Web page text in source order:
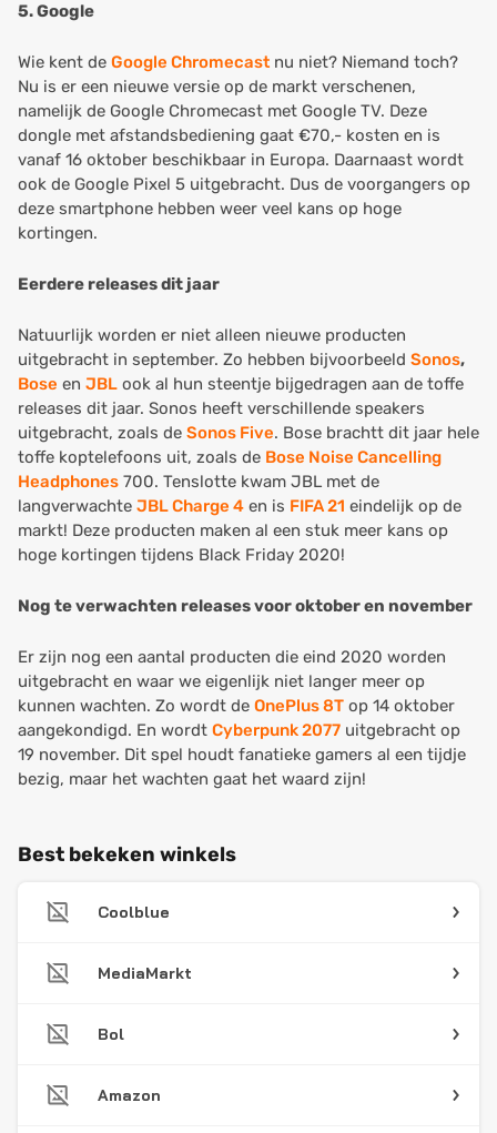
5. Google
Wie kent de Google Chromecast nu niet? Niemand toch?
Nu is er een nieuwe versie op de markt verschenen,
namelijk de Google Chromecast met Google TV. Deze
dongle met afstandsbediening gaat €70,- kosten en is
vanaf 16 oktober beschikbaar in Europa. Daarnaast wordt
ook de Google Pixel 5 uitgebracht. Dus de voorgangers op
deze smartphone hebben weer veel kans op hoge
kortingen.
Eerdere releases dit jaar
Natuurlijk worden er niet alleen nieuwe producten
uitgebracht in september. Zo hebben bijvoorbeeld Sonos,
Bose en JBL ook al hun steentje bijgedragen aan de toffe
releases dit jaar. Sonos heeft verschillende speakers
uitgebracht, zoals de Sonos Five. Bose brachtt dit jaar hele
toffe koptelefoons uit, zoals de Bose Noise Cancelling
Headphones 700. Tenslotte kwam JBL met de
langverwachte JBL Charge 4 en is FIFA 21 eindelijk op de
markt! Deze producten maken al een stuk meer kans op
hoge kortingen tijdens Black Friday 2020!
Nog te verwachten releases voor oktober en november
Er zijn nog een aantal producten die eind 2020 worden
uitgebracht en waar we eigenlijk niet langer meer op
kunnen wachten. Zo wordt de OnePlus 8T op 14 oktober
aangekondigd. En wordt Cyberpunk 2077 uitgebracht op
19 november. Dit spel houdt fanatieke gamers al een tijdje
bezig, maar het wachten gaat het waard zijn!
Best bekeken winkels
Coolblue
MediaMarkt
Bol
Amazon